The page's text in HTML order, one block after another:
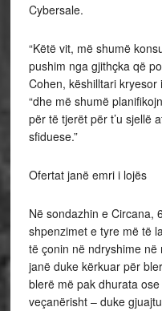
Cybersale.
“Këtë vit, më shumë
pushim nga gjithçka që
Cohen, këshilltari
“dhe më shumë
për të tjerët për t’u sjellë
sfiduese.”
Ofertat janë emri i lojës
Në sondazhin e Circana,
shpenzimet e tyre më të
të çonin në ndryshime
janë duke kërkuar për
blerë më pak dhurata
veçanërisht – duke